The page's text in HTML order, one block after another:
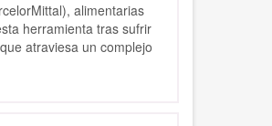
alimentarias
herramienta tras sufrir
atraviesa un complejo